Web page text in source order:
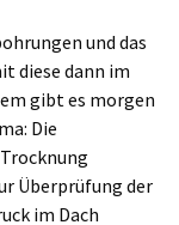
und das
diese dann im
gibt es morgen
Die
Überprüfung der
im Dach